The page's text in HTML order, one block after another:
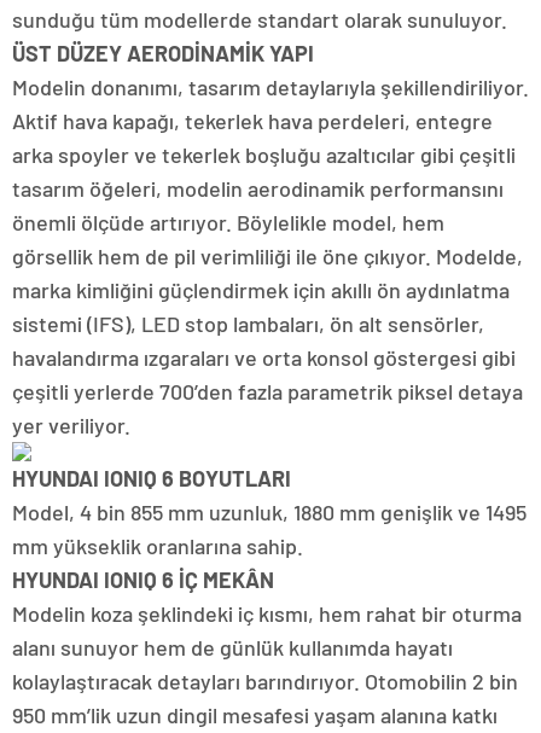
sunduğu tüm modellerde standart olarak sunuluyor.
ÜST DÜZEY AERODİNAMİK YAPI
Modelin donanımı, tasarım detaylarıyla şekillendiriliyor.
Aktif hava kapağı, tekerlek hava perdeleri, entegre
arka spoyler ve tekerlek boşluğu azaltıcılar gibi çeşitli
tasarım öğeleri, modelin aerodinamik performansını
önemli ölçüde artırıyor. Böylelikle model, hem
görsellik hem de pil verimliliği ile öne çıkıyor. Modelde,
marka kimliğini güçlendirmek için akıllı ön aydınlatma
sistemi (IFS), LED stop lambaları, ön alt sensörler,
havalandırma ızgaraları ve orta konsol göstergesi gibi
çeşitli yerlerde 700’den fazla parametrik piksel detaya
yer veriliyor.
HYUNDAI IONIQ 6 BOYUTLARI
Model, 4 bin 855 mm uzunluk, 1880 mm genişlik ve 1495
mm yükseklik oranlarına sahip.
HYUNDAI IONIQ 6 İÇ MEKÂN
Modelin koza şeklindeki iç kısmı, hem rahat bir oturma
alanı sunuyor hem de günlük kullanımda hayatı
kolaylaştıracak detayları barındırıyor. Otomobilin 2 bin
950 mm’lik uzun dingil mesafesi yaşam alanına katkı